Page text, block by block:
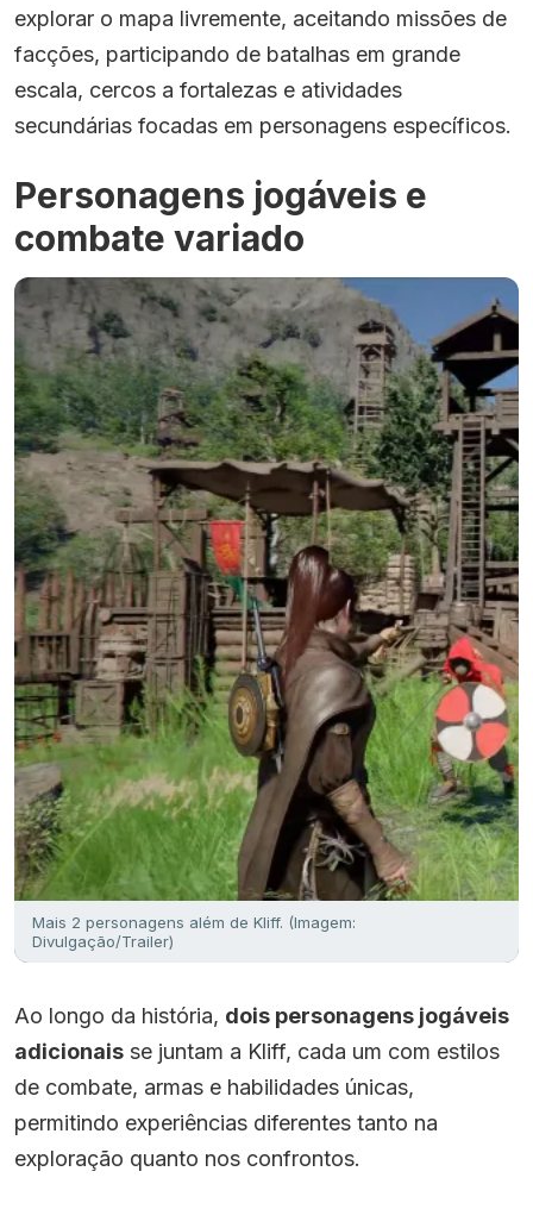
explorar o mapa livremente, aceitando missões de
facções, participando de batalhas em grande
escala, cercos a fortalezas e atividades
secundárias focadas em personagens específicos.
Personagens jogáveis e
combate variado
Mais 2 personagens além de Kliff. (Imagem:
Divulgação/Trailer)
Ao longo da história, dois personagens jogáveis
adicionais se juntam a Kliff, cada um com estilos
de combate, armas e habilidades únicas,
permitindo experiências diferentes tanto na
exploração quanto nos confrontos.